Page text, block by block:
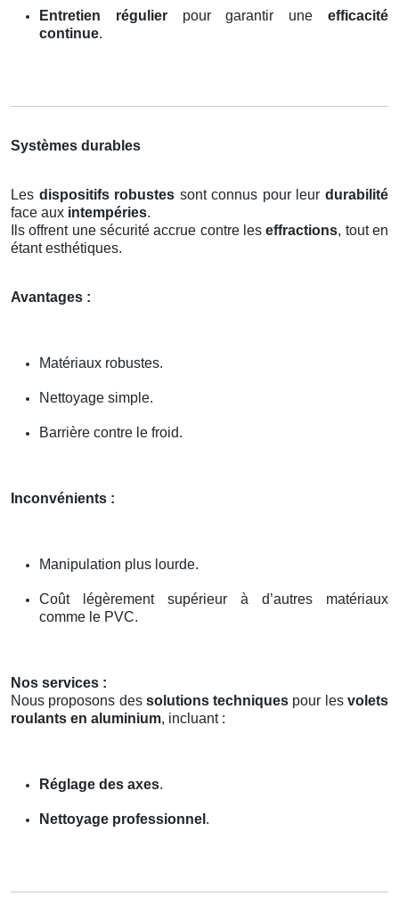
Entretien régulierpour garantir uneefficacité
continue.
Systèmes durables
Les dispositifs robustes sont connus pour leurdurabilité
face aux intempéries.
Ils offrent une sécurité accrue contre leseffractions, tout en
étant esthétiques.
Avantages :
Matériaux robustes.
Nettoyage simple.
Barrière contre le froid.
Inconvénients :
Manipulation plus lourde.
Coût légèrement supérieur à d’autres matériaux
comme le PVC.
Nos services :
Nous proposons des solutions techniques pour lesvolets
roulants en aluminium, incluant :
Réglage des axes.
Nettoyage professionnel .